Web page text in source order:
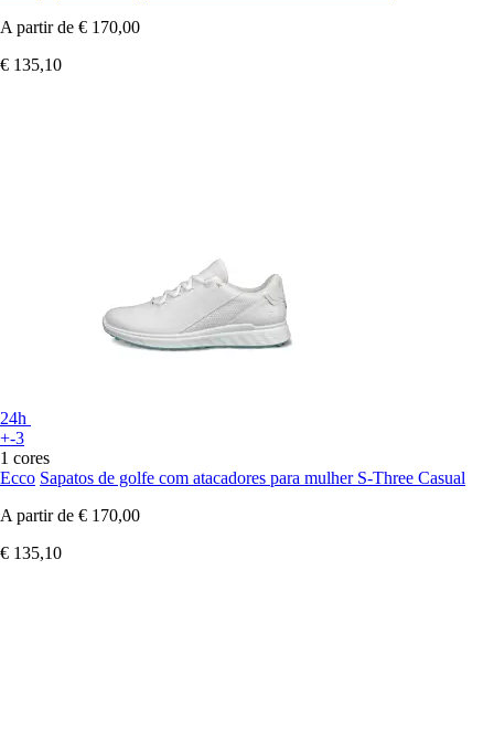
A partir de € 170,00
€ 135,10
24h
+-3
1 cores
Ecco Sapatos de golfe com atacadores para mulher S-Three Casual
A partir de € 170,00
€ 135,10